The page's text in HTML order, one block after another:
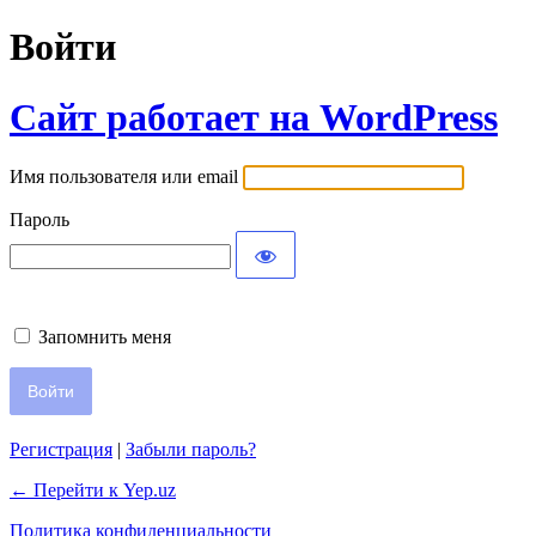
Войти
Сайт работает на WordPress
Имя пользователя или email
Пароль
Запомнить меня
Регистрация | Забыли пароль?
← Перейти к Yep.uz
Политика конфиденциальности